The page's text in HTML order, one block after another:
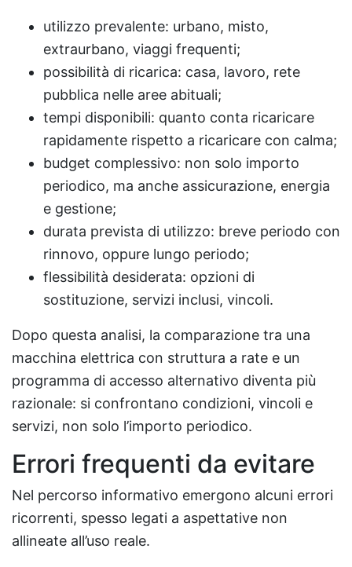
utilizzo prevalente: urbano, misto,
extraurbano, viaggi frequenti;
possibilità di ricarica: casa, lavoro, rete
pubblica nelle aree abituali;
tempi disponibili: quanto conta ricaricare
rapidamente rispetto a ricaricare con calma;
budget complessivo: non solo importo
periodico, ma anche assicurazione, energia
e gestione;
durata prevista di utilizzo: breve periodo con
rinnovo, oppure lungo periodo;
flessibilità desiderata: opzioni di
sostituzione, servizi inclusi, vincoli.
Dopo questa analisi, la comparazione tra una
macchina elettrica con struttura a rate e un
programma di accesso alternativo diventa più
razionale: si confrontano condizioni, vincoli e
servizi, non solo l’importo periodico.
Errori frequenti da evitare
Nel percorso informativo emergono alcuni errori
ricorrenti, spesso legati a aspettative non
allineate all’uso reale.